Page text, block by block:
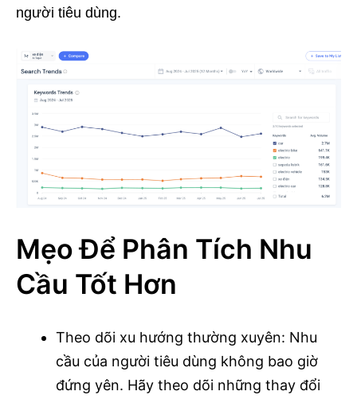
người tiêu dùng.
Mẹo Để Phân Tích Nhu
Cầu Tốt Hơn
Theo dõi xu hướng thường xuyên: Nhu
cầu của người tiêu dùng không bao giờ
đứng yên. Hãy theo dõi những thay đổi